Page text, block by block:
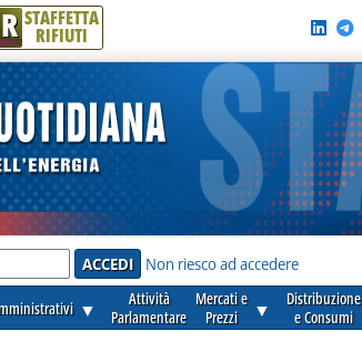
R STAFFETTA
RIFIUTI
Non riesco ad accedere
▼
Attività
Parlamentare
Mercati e
Prezzi
▼
Distribuzione
e Consumi